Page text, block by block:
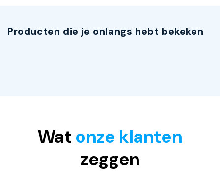
Producten die je onlangs hebt bekeken
Wat onze klanten
zeggen